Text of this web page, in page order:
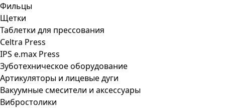
Фильцы
Щетки
Таблетки для прессования
Celtra Press
IPS e.max Press
Зуботехническое оборудование
Артикуляторы и лицевые дуги
Вакуумные смесители и аксессуары
Вибростолики